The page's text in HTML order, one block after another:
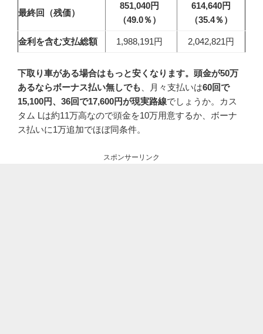
最終回（残価）
851,040円
（49.0％）
614,640円
（35.4％）
金利を含む支払総額 1,988,191円 2,042,821円
下取り車がある場合はもっと安くなります。頭金が50万
あるならボーナス払い無しでも 、月々支払いは60回で
15,100円、36回で17,600円が現実路線でしょうか。カス
タム Lは約11万高なので頭金を10万用意するか、ボーナ
ス払いに1万追加でほぼ同条件。
スポンサーリンク